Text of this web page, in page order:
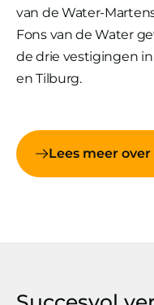
van de Water-
Fons van de Water
de drie vestigingen
en Tilburg.
Lees meer over